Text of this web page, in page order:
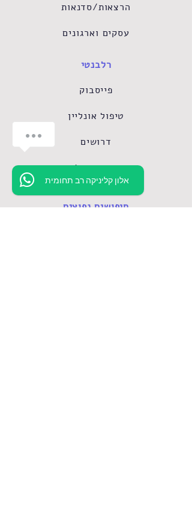
הרצאות/סדנאות
עסקים וארגונים
רלבנטי
פייסבוק
טיפול אונליין
דרושים
השכרת חדר קליניקה
חיפושים נפוצים
אלון קליניקה רב תחומית